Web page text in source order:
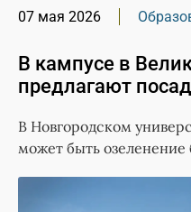
07 мая 2026
В кампусе в
предлагают
В Новгородском
может быть озеленение